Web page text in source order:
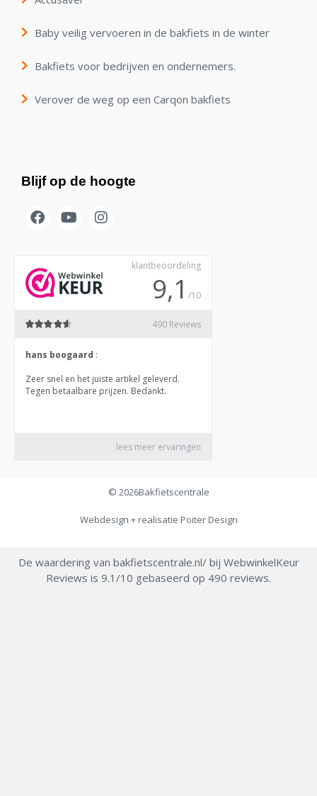
Baby veilig vervoeren in de bakfiets in de winter
Bakfiets voor bedrijven en ondernemers.
Verover de weg op een Carqon bakfiets
Blijf op de hoogte
© 2026Bakfietscentrale
Webdesign + realisatie Poiter Design
De waardering van bakfietscentrale.nl/ bij WebwinkelKeur
Reviews is 9.1/10 gebaseerd op 490 reviews.